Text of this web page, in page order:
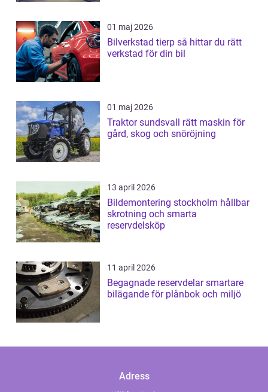
01 maj 2026
Bilverkstad tierp så hittar du rätt
verkstad för din bil
01 maj 2026
Traktor sundsvall rätt maskin för
gård, skog och snöröjning
13 april 2026
Bildemontering stockholm hållbar
skrotning och smarta
reservdelsköp
11 april 2026
Begagnade reservdelar smartare
bilägande för plånbok och miljö
Adress